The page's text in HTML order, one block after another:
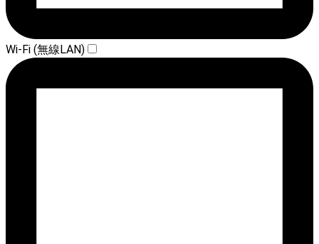
Wi-Fi (無線LAN)